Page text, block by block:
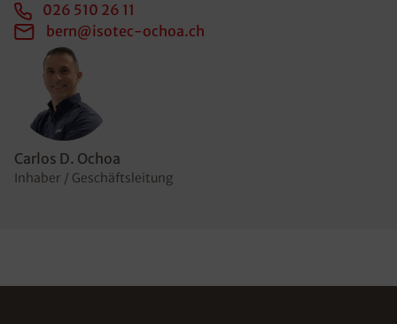
Carlos D. Ochoa
Inhaber / Geschäftsleitung
026 510 26 11
bern@isotec-ochoa.ch